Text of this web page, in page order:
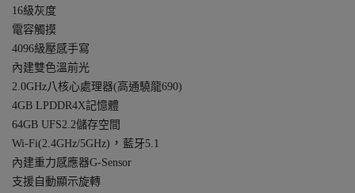
16級灰度
電容觸摸
4096級壓感手寫
內建雙色溫前光
2.0GHz八核心處理器(高通驍龍690)
4GB LPDDR4X記憶體
64GB UFS2.2儲存空間
Wi-Fi(2.4GHz/5GHz) ， 藍牙5.1
內建重力感應器G-Sensor
支援自動顯示旋轉